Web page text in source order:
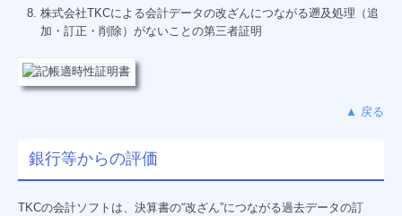
ブログ
経営革新等支援機関
応募フォーム
求人情報（中途採用）
株式会社TKCによる会計データの改ざんにつながる遡及処理（追
加・訂正・削除）がないことの第三者証明
▲ 戻る
銀行等からの評価
TKCの会計ソフトは、決算書の“改ざん”につながる過去データの訂